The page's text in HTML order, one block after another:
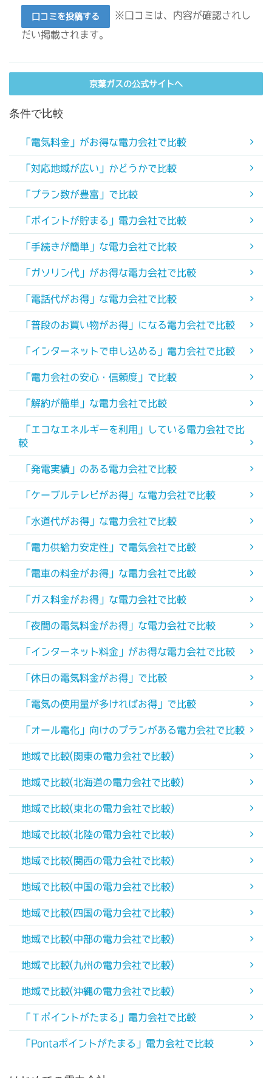
口コミを投稿する
※口コミは、内容が確認されし
だい掲載されます。
京葉ガスの公式サイトへ
条件で比較
「電気料金」がお得な電力会社で比較
「対応地域が広い」かどうかで比較
「プラン数が豊富」で比較
「ポイントが貯まる」電力会社で比較
「手続きが簡単」な電力会社で比較
「ガソリン代」がお得な電力会社で比較
「電話代がお得」な電力会社で比較
「普段のお買い物がお得」になる電力会社で比較
「インターネットで申し込める」電力会社で比較
「電力会社の安心・信頼度」で比較
「解約が簡単」な電力会社で比較
「エコなエネルギーを利用」している電力会社で比
較
「発電実績」のある電力会社で比較
「ケーブルテレビがお得」な電力会社で比較
「水道代がお得」な電力会社で比較
「電力供給力安定性」で電気会社で比較
「電車の料金がお得」な電力会社で比較
「ガス料金がお得」な電力会社で比較
「夜間の電気料金がお得」な電力会社で比較
「インターネット料金」がお得な電力会社で比較
「休日の電気料金がお得」で比較
「電気の使用量が多ければお得」で比較
「オール電化」向けのプランがある電力会社で比較
地域で比較(関東の電力会社で比較)
地域で比較(北海道の電力会社で比較)
地域で比較(東北の電力会社で比較)
地域で比較(北陸の電力会社で比較)
地域で比較(関西の電力会社で比較)
地域で比較(中国の電力会社で比較)
地域で比較(四国の電力会社で比較)
地域で比較(中部の電力会社で比較)
地域で比較(九州の電力会社で比較)
地域で比較(沖縄の電力会社で比較)
「Ｔポイントがたまる」電力会社で比較
「Pontaポイントがたまる」電力会社で比較